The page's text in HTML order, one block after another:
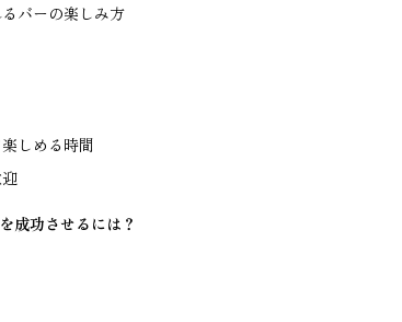
バーの楽しみ方
しめる時間
成功させるには？